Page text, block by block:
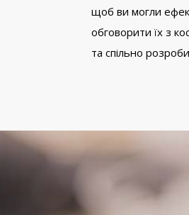
щоб ви могли
обговорити їх з
та спільно